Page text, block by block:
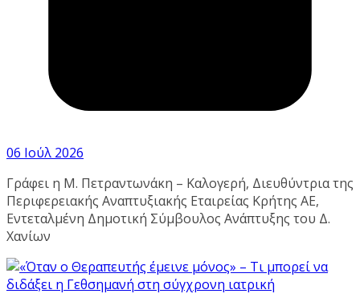
06 Ιούλ 2026
Γράφει η Μ. Πετραντωνάκη – Καλογερή, Διευθύντρια της
Περιφερειακής Αναπτυξιακής Εταιρείας Κρήτης ΑΕ,
Εντεταλμένη Δημοτική Σύμβουλος Ανάπτυξης του Δ.
Χανίων